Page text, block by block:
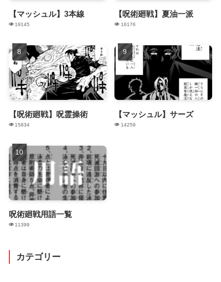
【マッシュル】3本線
19145
【呪術廻戦】夏油一派
16176
【呪術廻戦】呪霊操術
15834
【マッシュル】サーズ
14259
呪術廻戦用語一覧
11399
カテゴリー